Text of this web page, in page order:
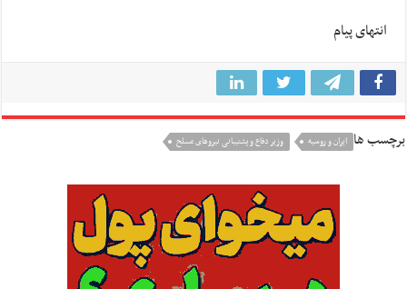
انتهای پیام
برچسب ها ایران و روسیه وزیر دفاع و پشتیبانی نیروهای مسلح